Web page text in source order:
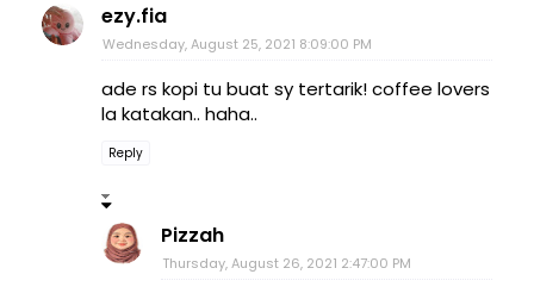
ezy.fia
Wednesday, August 25, 2021 8:09:00 PM
ade rs kopi tu buat sy tertarik! coffee lovers
la katakan.. haha..
Reply
Pizzah
Thursday, August 26, 2021 2:47:00 PM